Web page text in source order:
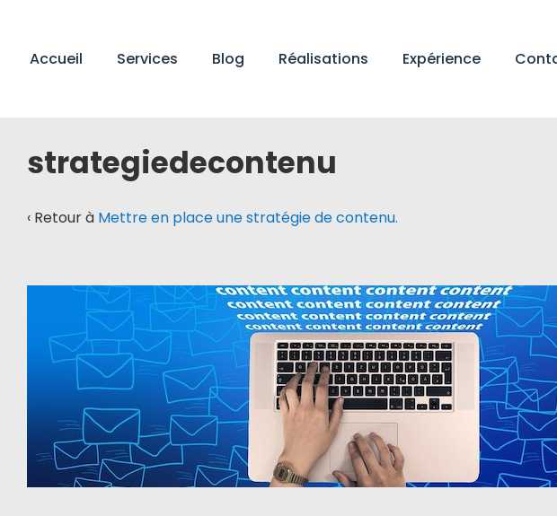
Main
Accueil Services Blog Réalisations Expérience
strategiedecontenu
‹ Retour à Mettre en place une stratégie de contenu.